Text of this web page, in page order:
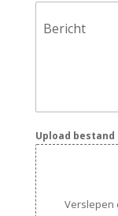
Bericht
Upload bestand
Verslepen